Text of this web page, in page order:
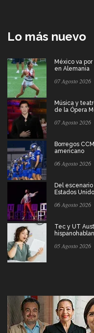
Lo más nuevo
México va
en Alemania
07 Agosto 2026
Música y
de la Ópera
07 Agosto 2026
Borregos
americano
06 Agosto 2026
Del
Estados
06 Agosto 2026
Tec y UT
05 Agosto 2026